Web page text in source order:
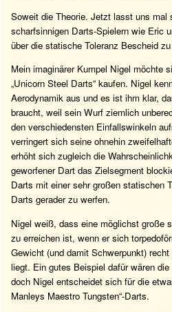
Soweit die Theorie. Jetzt lasst uns mal
scharfsinnigen Darts-Spielern wie Eric
über die statische Toleranz Bescheid
Mein imaginärer Kumpel Nigel möchte
„Unicorn Steel Darts“ kaufen. Nigel
Aerodynamik aus und es ist ihm klar,
braucht, weil sein Wurf ziemlich
den verschiedensten Einfallswinkeln
verringert sich seine ohnehin
erhöht sich zugleich die
geworfener Dart das Zielsegment
Darts mit einer sehr großen statischen
Darts gerader zu werfen.
Nigel weiß, dass eine möglichst große
zu erreichen ist, wenn er sich
Gewicht (und damit Schwerpunkt)
liegt. Ein gutes Beispiel dafür wären die
doch Nigel entscheidet sich für die
Manleys Maestro Tungsten“-Darts.